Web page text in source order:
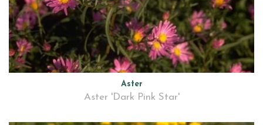
Aster
Aster 'Dark Pink Star'